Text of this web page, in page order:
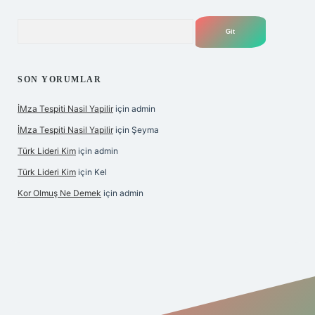
SON YORUMLAR
İMza Tespiti Nasil Yapilir için admin
İMza Tespiti Nasil Yapilir için Şeyma
Türk Lideri Kim için admin
Türk Lideri Kim için Kel
Kor Olmuş Ne Demek için admin